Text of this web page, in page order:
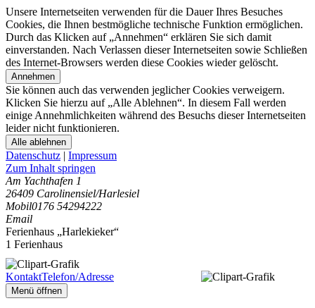
Unsere Internetseiten verwenden für die Dauer Ihres Besuches
Cookies, die Ihnen bestmögliche technische Funktion ermöglichen.
Durch das Klicken auf „Annehmen“ erklären Sie sich damit
einverstanden. Nach Verlassen dieser Internetseiten sowie Schließen
des Internet-Browsers werden diese Cookies wieder gelöscht.
Annehmen
Sie können auch das verwenden jeglicher Cookies verweigern.
Klicken Sie hierzu auf „Alle Ablehnen“. In diesem Fall werden
einige Annehmlichkeiten während des Besuchs dieser Internetseiten
leider nicht funktionieren.
Alle ablehnen
Datenschutz | Impressum
Zum Inhalt springen
Am Yachthafen 1
26409 Carolinensiel/Harlesiel
Mobil0176 54294222
Email
Ferienhaus „Harlekieker“
1 Ferienhaus
KontaktTelefon/Adresse
Menü öffnen